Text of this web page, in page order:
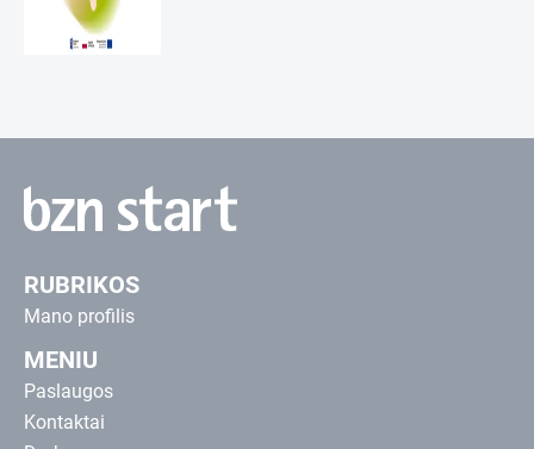
RUBRIKOS
Mano profilis
MENIU
Paslaugos
Kontaktai